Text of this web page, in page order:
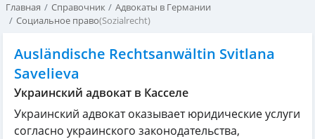
Главная Справочник
Адвокаты в Германии
Социальное право(Sozialrecht)
Ausländische Rechtsanwältin Svitlana
Savelieva
Украинский адвокат в Касселе
Украинский адвокат оказывает юридические услуги
согласно украинского законодательства,